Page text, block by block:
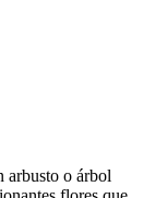
arbusto o árbol